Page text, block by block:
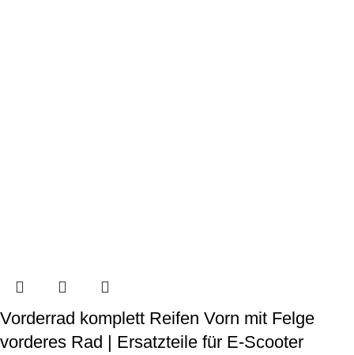
Vorderrad komplett Reifen Vorn mit Felge
vorderes Rad | Ersatzteile für E-Scooter